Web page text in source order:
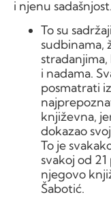
i njenu sadašnjost.
To su
sudbinama,
i nadama.
posmatrati
književna,
dokazao
To je
svakoj od
njegovo
Šabotić.